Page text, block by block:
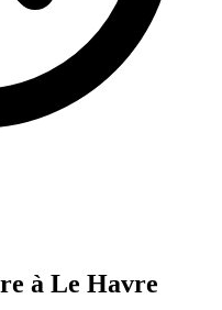
à Le Havre